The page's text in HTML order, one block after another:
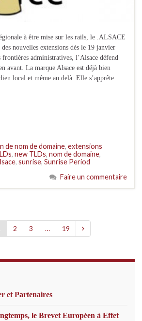
à être mise sur les rails, le .ALSACE
nouvelles extensions dès le 19 janvier
frontières administratives, l’Alsace défend
avant. La marque Alsace est déjà bien
local et même au delà. Elle s’apprête
de nom de domaine, extensions
, new TLDs, nom de domaine,
, sunrise, Sunrise Period
Faire un commentaire
2 3 … 19
et Partenaires
le Brevet Européen à Effet